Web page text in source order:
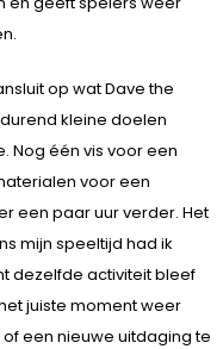
op wat Dave the
kleine doelen
Nog één vis voor een
voor een
een paar uur verder. Het
mijn speeltijd had ik
dezelfde activiteit bleef
juiste moment weer
een nieuwe uitdaging te